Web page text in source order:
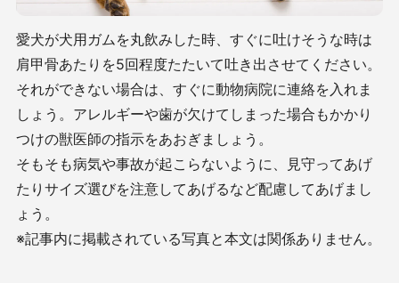
愛犬が犬用ガムを丸飲みした時、すぐに吐けそうな時は
肩甲骨あたりを5回程度たたいて吐き出させてください。
それができない場合は、すぐに動物病院に連絡を入れま
しょう。アレルギーや歯が欠けてしまった場合もかかり
つけの獣医師の指示をあおぎましょう。
そもそも病気や事故が起こらないように、見守ってあげ
たりサイズ選びを注意してあげるなど配慮してあげまし
ょう。
※記事内に掲載されている写真と本文は関係ありません。